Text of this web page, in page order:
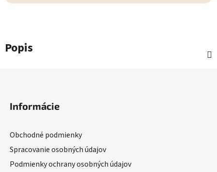
Popis
Informácie
Obchodné podmienky
Spracovanie osobných údajov
Podmienky ochrany osobných údajov